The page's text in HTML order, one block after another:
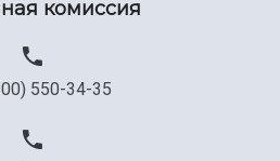
комиссия
550-34-35